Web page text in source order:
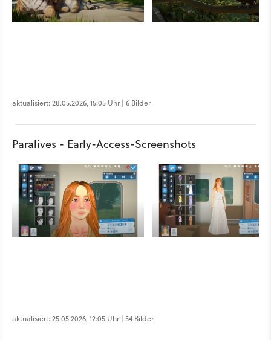
aktualisiert: 28.05.2026, 15:05 Uhr | 6 Bilder
Paralives - Early-Access-Screenshots
aktualisiert: 25.05.2026, 12:05 Uhr | 54 Bilder